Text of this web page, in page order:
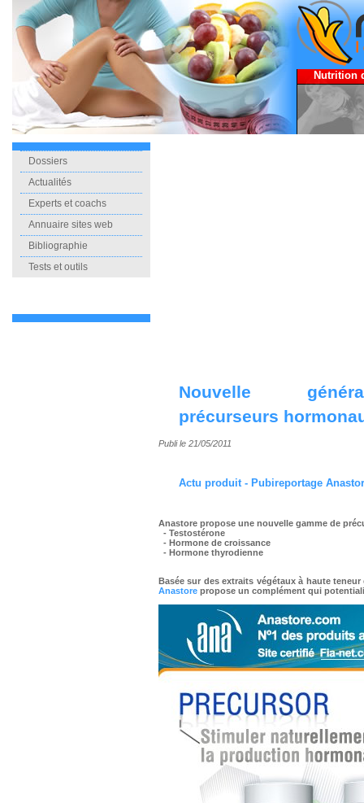
Nutrition
Dossiers
Actualités
Experts et coachs
Annuaire sites web
Bibliographie
Tests et outils
Nouvelle
précurseurs
Publi le 21/05/2011
Actu produit - Pubireportage
Anastore propose une nouvelle gamme de
- Testostérone
- Hormone de croissance
- Hormone thyrodienne
Basée sur des extraits végétaux à haute
Anastore propose un complément qui